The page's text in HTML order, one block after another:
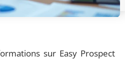
sur Easy Prospect